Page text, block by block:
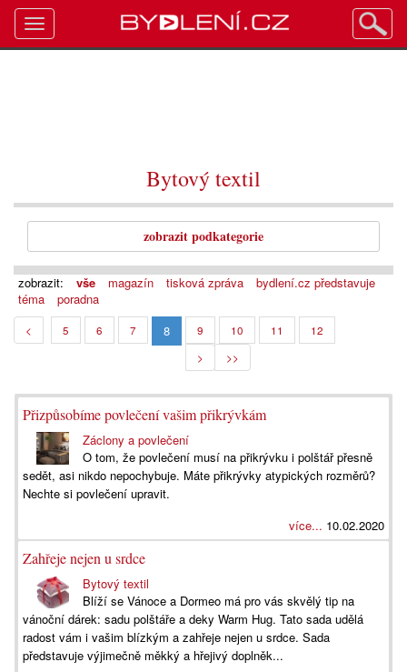
Bytový textil
zobrazit podkategorie
zobrazit: vše magazín tisková zpráva
bydlení.cz představuje
téma
poradna
< 5 6 7 8 9 10 11
12
>
>>
Přizpůsobíme povlečení vašim přikrývkám
Záclony a povlečení
O tom, že povlečení musí na přikrývku i polštář přesně
sedět, asi nikdo nepochybuje. Máte přikrývky atypických rozměrů?
Nechte si povlečení upravit.
více... 10.02.2020
Zahřeje nejen u srdce
Bytový textil
Blíží se Vánoce a Dormeo má pro vás skvělý tip na
vánoční dárek: sadu polštáře a deky Warm Hug. Tato sada udělá
radost vám i vašim blízkým a zahřeje nejen u srdce. Sada
představuje výjimečně měkký a hřejivý doplněk...
Toggle
navigation